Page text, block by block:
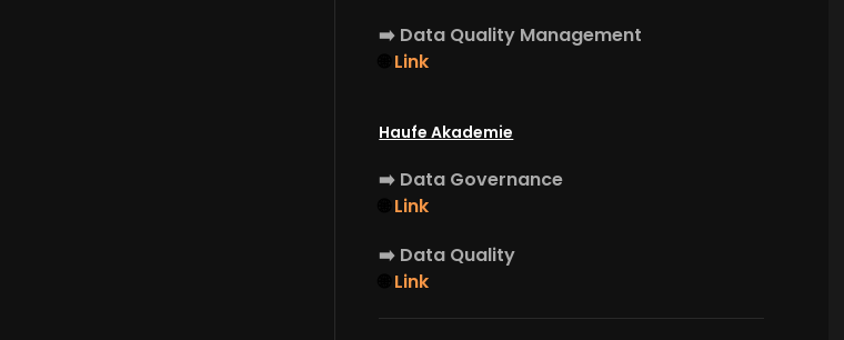
➡️ Data Quality Management
Link
Haufe Akademie
➡️ Data Governance
Link
➡️ Data Quality
Link